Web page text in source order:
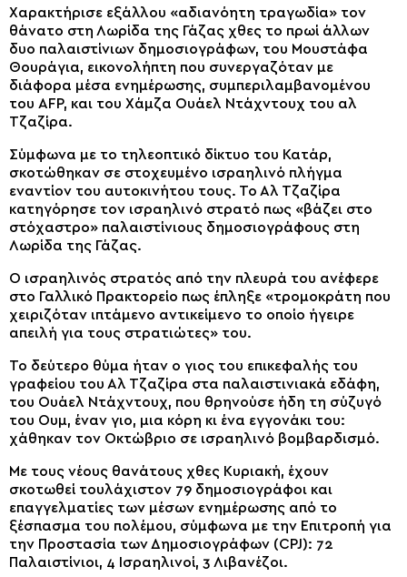
Χαρακτήρισε εξάλλου «αδιανόητη τραγωδία» τον
θάνατο στη Λωρίδα της Γάζας χθες το πρωί άλλων
δυο παλαιστίνιων δημοσιογράφων, του Μουστάφα
Θουράγια, εικονολήπτη που συνεργαζόταν με
διάφορα μέσα ενημέρωσης, συμπεριλαμβανομένου
του AFP, και του Χάμζα Ουάελ Ντάχντουχ του αλ
Τζαζίρα.
Σύμφωνα με το τηλεοπτικό δίκτυο του Κατάρ,
σκοτώθηκαν σε στοχευμένο ισραηλινό πλήγμα
εναντίον του αυτοκινήτου τους. Το Αλ Τζαζίρα
κατηγόρησε τον ισραηλινό στρατό πως «βάζει στο
στόχαστρο» παλαιστίνιους δημοσιογράφους στη
Λωρίδα της Γάζας.
Ο ισραηλινός στρατός από την πλευρά του ανέφερε
στο Γαλλικό Πρακτορείο πως έπληξε «τρομοκράτη που
χειριζόταν ιπτάμενο αντικείμενο το οποίο ήγειρε
απειλή για τους στρατιώτες» του.
Το δεύτερο θύμα ήταν ο γιος του επικεφαλής του
γραφείου του Αλ Τζαζίρα στα παλαιστινιακά εδάφη,
του Ουάελ Ντάχντουχ, που θρηνούσε ήδη τη σύζυγό
του Ουμ, έναν γιο, μια κόρη κι ένα εγγονάκι του:
χάθηκαν τον Οκτώβριο σε ισραηλινό βομβαρδισμό.
Με τους νέους θανάτους χθες Κυριακή, έχουν
σκοτωθεί τουλάχιστον 79 δημοσιογράφοι και
επαγγελματίες των μέσων ενημέρωσης από το
ξέσπασμα του πολέμου, σύμφωνα με την Επιτροπή για
την Προστασία των Δημοσιογράφων (CPJ): 72
Παλαιστίνιοι, 4 Ισραηλινοί, 3 Λιβανέζοι.